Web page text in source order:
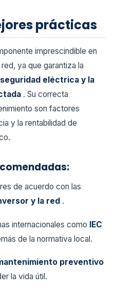
prácticas
imprescindible en
ya que garantiza la
eléctrica y la
. Su correcta
son factores
y la rentabilidad de
de acuerdo con las
y la red .
internacionales como IEC
de la normativa local.
preventivo
la vida útil.